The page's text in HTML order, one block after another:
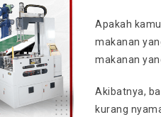
Apakah
makanan
makanan
Akibatnya,
kurang